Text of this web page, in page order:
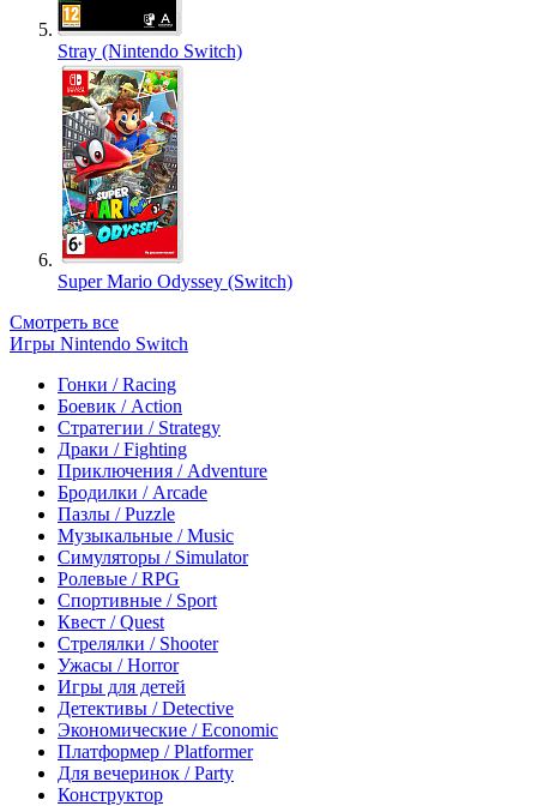
Stray (Nintendo Switch)
Super Mario Odyssey (Switch)
Смотреть все
Игры Nintendo Switch
Гонки / Racing
Боевик / Action
Стратегии / Strategy
Драки / Fighting
Приключения / Adventure
Бродилки / Arcade
Пазлы / Puzzle
Музыкальные / Music
Симуляторы / Simulator
Ролевые / RPG
Спортивные / Sport
Квест / Quest
Стрелялки / Shooter
Ужасы / Horror
Игры для детей
Детективы / Detective
Экономические / Economic
Платформер / Platformer
Для вечеринок / Party
Конструктор